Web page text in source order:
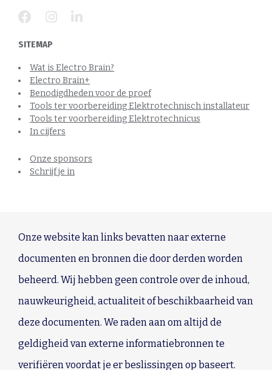
SITEMAP
Wat is Electro Brain?
Electro Brain+
Benodigdheden voor de proef
Tools ter voorbereiding Elektrotechnisch installateur
Tools ter voorbereiding Elektrotechnicus
In cijfers
Onze sponsors
Schrijf je in
Onze website kan links bevatten naar externe
documenten en bronnen die door derden worden
beheerd. Wij hebben geen controle over de inhoud,
nauwkeurigheid, actualiteit of beschikbaarheid van
deze documenten. We raden aan om altijd de
geldigheid van externe informatiebronnen te
verifiëren voordat je er beslissingen op baseert.